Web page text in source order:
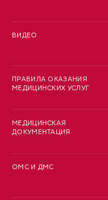
ВИДЕО
ПРАВИЛА ОКАЗАНИЯ
МЕДИЦИНСКИХ УСЛУГ
МЕДИЦИНСКАЯ
ДОКУМЕНТАЦИЯ
ОМС И ДМС